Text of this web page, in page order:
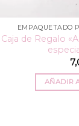
EMPAQUETADO
Caja de Regalo
AÑADIR